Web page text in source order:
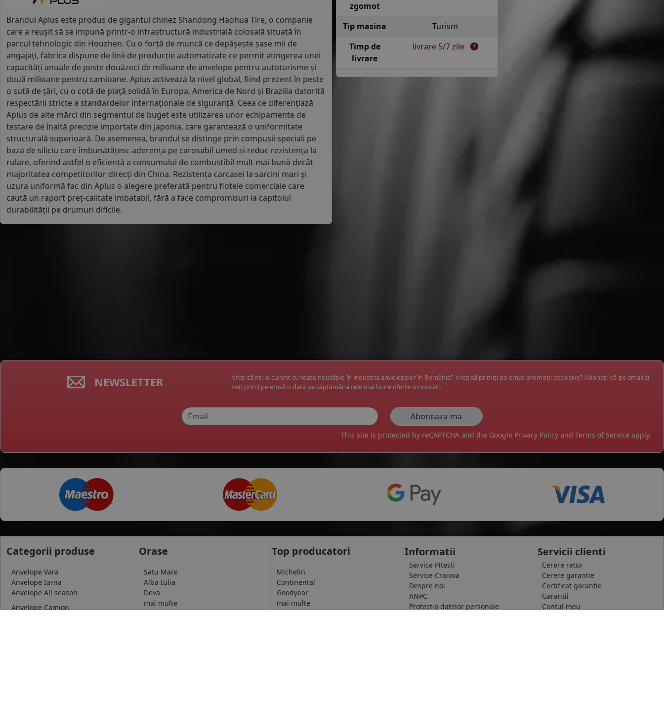
Brandul Aplus este produs de gigantul chinez Shandong Haohua Tire, o companie
care a reușit să se impună printr-o infrastructură industrială colosală situată în
parcul tehnologic din Houzhen. Cu o forță de muncă ce depășește șase mii de
angajați, fabrica dispune de linii de producție automatizate ce permit atingerea unei
capacități anuale de peste douăzeci de milioane de anvelope pentru autoturisme și
două milioane pentru camioane. Aplus activează la nivel global, fiind prezent în peste
o sută de țări, cu o cotă de piață solidă în Europa, America de Nord și Brazilia datorită
respectării stricte a standardelor internaționale de siguranță. Ceea ce diferențiază
Aplus de alte mărci din segmentul de buget este utilizarea unor echipamente de
testare de înaltă precizie importate din Japonia, care garantează o uniformitate
structurală superioară. De asemenea, brandul se distinge prin compușii speciali pe
bază de siliciu care îmbunătățesc aderența pe carosabil umed și reduc rezistența la
rulare, oferind astfel o eficiență a consumului de combustibil mult mai bună decât
majoritatea competitorilor direcți din China. Rezistența carcasei la sarcini mari și
uzura uniformă fac din Aplus o alegere preferată pentru flotele comerciale care
caută un raport preț-calitate imbatabil, fără a face compromisuri la capitolul
durabilității pe drumuri dificile.
zgomot
Tip masina
Turism
Timp de
livrare
livrare 5/7 zile
NEWSLETTER
Vreți să fiți la curent cu toate noutățile în industria anvelopelor în România? Vreți să primiți pe email promoții exclusive? Abonați-vă pe email și
veți primi pe email o dată pe săptămână cele mai bune oferte și noutăți.
This site is protected by reCAPTCHA and the Google Privacy Policy and Terms of Service apply.
Categorii produse
Anvelope Vara
Anvelope Iarna
Anvelope All season
Anvelope Camion
Orase
Satu Mare
Alba Iulia
Deva
mai multe
Top producatori
Michelin
Continental
Goodyear
mai multe
Informatii
Service Pitesti
Service Craiova
Despre noi
ANPC
Protectia datelor personale
Servicii clienti
Cerere retur
Cerere garantie
Certificat garantie
Garantii
Contul meu